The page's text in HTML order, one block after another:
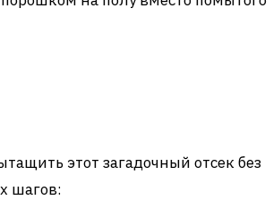
этот загадочный отсек без
шагов: